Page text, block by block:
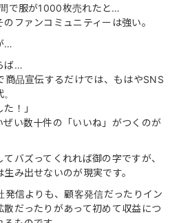
で服が1000枚売れたと…
ファンコミュニティーは強い。
…
ば…
商品宣伝するだけでは、もはやSNS
！」
ぜい数十件の「いいね」がつくのが
バズってくれれば御の字ですが、
み出せないのが現実です。
発信よりも、顧客発信だったりイン
散だったりがあって初めて収益につ